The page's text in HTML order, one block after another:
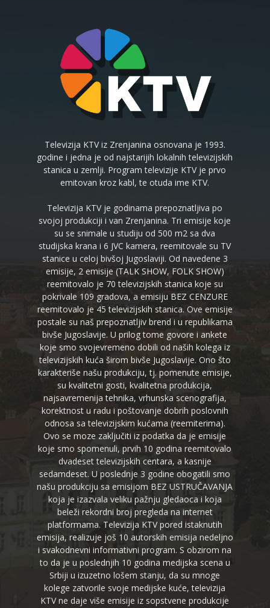
Televizija KTV iz Zrenjanina osnovana je 1993.
godine i jedna je od najstarijih lokalnih televizijskih
stanica u zemlji. Program televizije KTV je prvo
emitovan kroz kabl, te otuda ime KTV.
Televizija KTV je godinama prepoznatljiva po
svojoj produkciji i van Zrenjanina. Tri emisije koje
su se snimale u studiju od 500 m2 sa dva
studijska krana i 6 JVC kamera, reemitovale su TV
stanice u celoj bivšoj Jugoslaviji. Od navedene 3
emisije, 2 emisije (TALK SHOW, FOLK SHOW)
reemitovalo je 70 televizijskih stanica koje su
pokrivale 109 gradova, a emisiju BEZ CENZURE
reemitovalo je 45 televizijskih stanica. Ove emisije
postale su naš prepoznatljiv brend i u republikama
bivše Jugoslavije. U prilog tome govore i ankete
koje smo svojevremeno dobili od naših kolega iz
televizijskih kuća širom bivše Jugoslavije. Ono što
karakteriše našu produkciju, tj. pomenute emisije,
su kvalitetni gosti, kvalitetna produkcija,
najsavremenija tehnika, vrhunska scenografija,
korektnost u radu i poštovanje dobrih poslovnih
odnosa sa televizijskim kućama (reemiterima).
Ovo se moze zaključiti iz podatka da je emisije
koje smo spomenuli, prvih 10 godina reemitovalo
dvadeset televizijskih centara, a kasnije
sedamdeset. U poslednje 3 godine obogatili smo
našu produkciju sa emisijom BEZ USTRUČAVANJA
koja je izazvala veliku pažnju gledaoca i koja
beleži rekordni broj pregleda na internet
platformama. Televizija KTV pored istaknutih
emisija, realizuje još 10 autorskih emisija nedeljno
i svakodnevni informativni program. S obzirom na
to da je u poslednjih 10 godina medijska scena u
Srbiji u izuzetno lošem stanju, da su mnoge
kolege zatvorile svoje medijske kuće, televizija
KTV ne daje više emisije iz sopstvene produkcije